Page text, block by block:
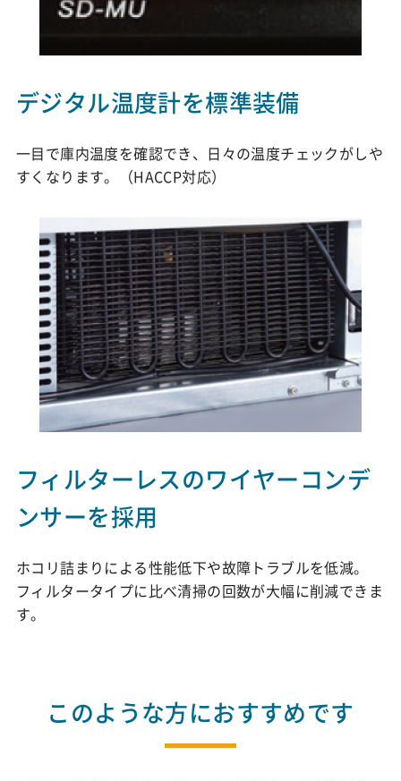
デジタル温度計を標準装備
一目で庫内温度を確認でき、日々の温度チェックがしや
すくなります。（HACCP対応）
フィルターレスのワイヤーコンデ
ンサーを採用
ホコリ詰まりによる性能低下や故障トラブルを低減。
フィルタータイプに比べ清掃の回数が大幅に削減できま
す。
このような方におすすめです